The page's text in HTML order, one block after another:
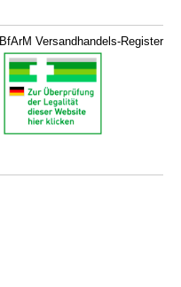
BfArM Versandhandels-Register